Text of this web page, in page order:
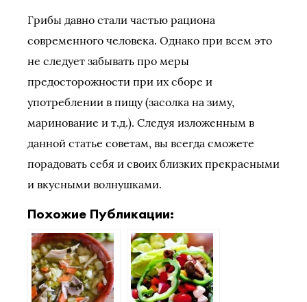
Грибы давно стали частью рациона
современного человека. Однако при всем это
не следует забывать про меры
предосторожности при их сборе и
употреблении в пищу (засолка на зиму,
маринование и т.д.). Следуя изложенным в
данной статье советам, вы всегда сможете
порадовать себя и своих близких прекрасными
и вкусными волнушками.
Похожие Публикации: